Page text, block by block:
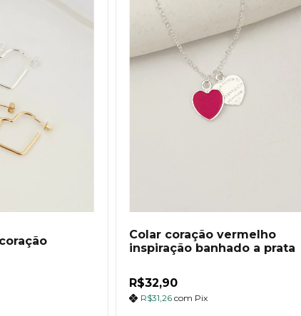
Colar coração vermelho
inspiração banhado a prata
R$32,90
R$31,26 com Pix